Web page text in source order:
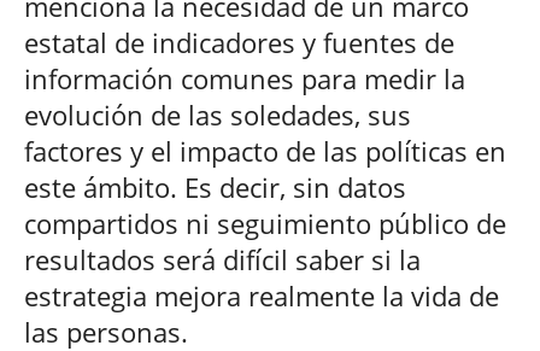
estatal de indicadores y fuentes de
información comunes para medir la
evolución de las soledades, sus
factores y el impacto de las políticas en
este ámbito. Es decir, sin datos
compartidos ni seguimiento público de
resultados será difícil saber si la
estrategia mejora realmente la vida de
las personas.